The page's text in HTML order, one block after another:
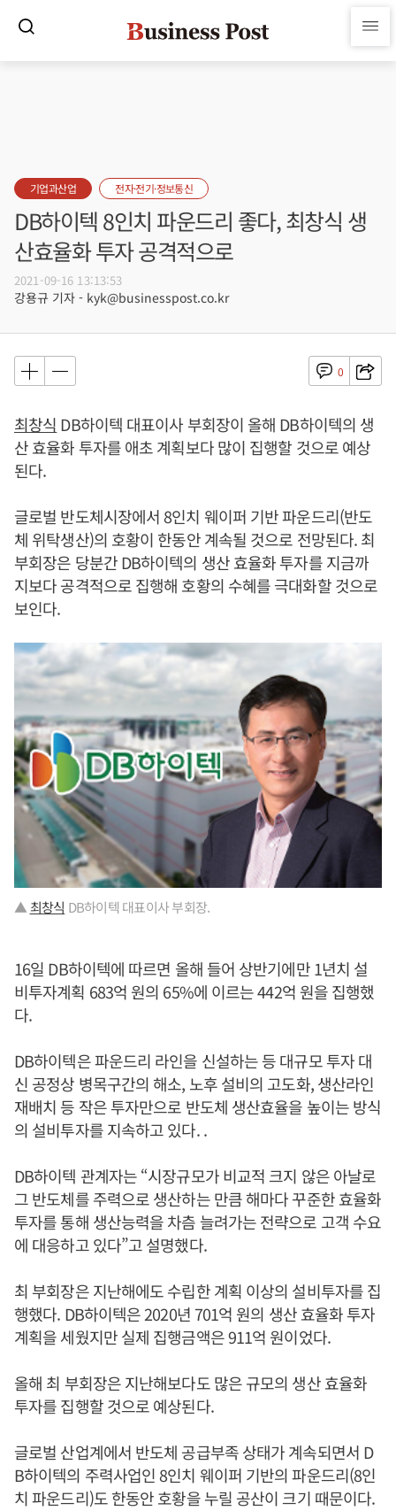
기업과산업 전자·전기·정보통신
DB하이텍 8인치 파운드리 좋다, 최창식 생
산효율화 투자 공격적으로
2021-09-16 13:13:53
강용규 기자 - kyk@businesspost.co.kr
0
최창식 DB하이텍 대표이사 부회장이 올해 DB하이텍의 생
산 효율화 투자를 애초 계획보다 많이 집행할 것으로 예상
된다.
글로벌 반도체시장에서 8인치 웨이퍼 기반 파운드리(반도
체 위탁생산)의 호황이 한동안 계속될 것으로 전망된다. 최
부회장은 당분간 DB하이텍의 생산 효율화 투자를 지금까
지보다 공격적으로 집행해 호황의 수혜를 극대화할 것으로
보인다.
▲최창식 DB하이텍 대표이사 부회장.
16일 DB하이텍에 따르면 올해 들어 상반기에만 1년치 설
비투자계획 683억 원의 65%에 이르는 442억 원을 집행했
다.
DB하이텍은 파운드리 라인을 신설하는 등 대규모 투자 대
신 공정상 병목구간의 해소, 노후 설비의 고도화, 생산라인
재배치 등 작은 투자만으로 반도체 생산효율을 높이는 방식
의 설비투자를 지속하고 있다. .
DB하이텍 관계자는 “시장규모가 비교적 크지 않은 아날로
그 반도체를 주력으로 생산하는 만큼 해마다 꾸준한 효율화
투자를 통해 생산능력을 차츰 늘려가는 전략으로 고객 수요
에 대응하고 있다”고 설명했다.
최 부회장은 지난해에도 수립한 계획 이상의 설비투자를 집
행했다. DB하이텍은 2020년 701억 원의 생산 효율화 투자
계획을 세웠지만 실제 집행금액은 911억 원이었다.
올해 최 부회장은 지난해보다도 많은 규모의 생산 효율화
투자를 집행할 것으로 예상된다.
글로벌 산업계에서 반도체 공급부족 상태가 계속되면서 D
B하이텍의 주력사업인 8인치 웨이퍼 기반의 파운드리(8인
치 파운드리)도 한동안 호황을 누릴 공산이 크기 때문이다.